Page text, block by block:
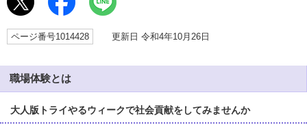
ページ番号1014428 更新日 令和4年10月26日
職場体験とは
大人版トライやるウィークで社会貢献をしてみませんか